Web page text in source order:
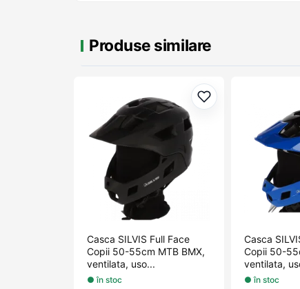
Produse similare
Adaugă la favorite
Casca SILVIS Full Face
Copii 50-55cm MTB BMX,
ventilata, uso...
● în stoc
Casca
Copii 50-
ventilata,
● în stoc